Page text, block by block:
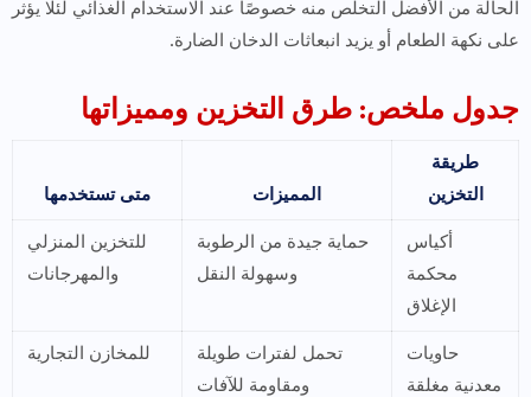
الحالة من الأفضل التخلص منه خصوصًا عند الاستخدام الغذائي لئلا يؤثر
على نكهة الطعام أو يزيد انبعاثات الدخان الضارة.
جدول ملخص: طرق التخزين ومميزاتها
طريقة
التخزين
المميزات متى تستخدمها
أكياس
محكمة
الإغلاق
حماية جيدة من الرطوبة
وسهولة النقل
للتخزين المنزلي
والمهرجانات
حاويات
معدنية مغلقة
تحمل لفترات طويلة
ومقاومة للآفات
للمخازن التجارية